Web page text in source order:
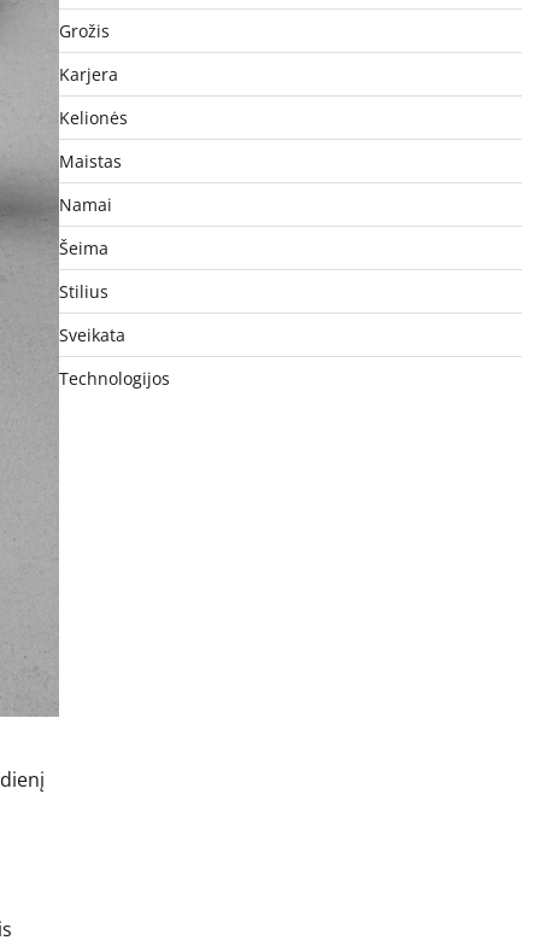
Grožis
Karjera
Kelionės
Maistas
Namai
Šeima
Stilius
Sveikata
Technologijos